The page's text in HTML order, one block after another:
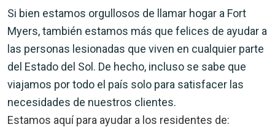
Si bien estamos orgullosos de llamar hogar a Fort
Myers, también estamos más que felices de ayudar a
las personas lesionadas que viven en cualquier parte
del Estado del Sol. De hecho, incluso se sabe que
viajamos por todo el país solo para satisfacer las
necesidades de nuestros clientes.
Estamos aquí para ayudar a los residentes de: